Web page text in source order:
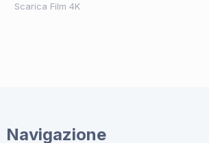
Scarica Film 4K
Navigazione